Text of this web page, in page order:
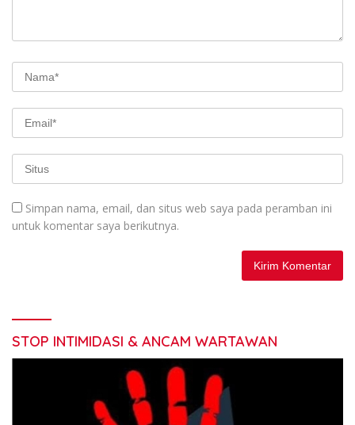
Simpan nama, email, dan situs web saya pada peramban ini
untuk komentar saya berikutnya.
STOP INTIMIDASI & ANCAM WARTAWAN